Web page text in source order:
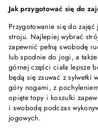
Jak przygotować się do
Przygotowanie się do
stroju. Najlepiej wybrać
zapewnić pełną swobodę
lub spodnie do jogi, a
górnej części ciała lepsze
będą się zsuwać z sylwetki
góry nogami, z
opięte topy i koszulki
i swobodę podczas
jogowych.